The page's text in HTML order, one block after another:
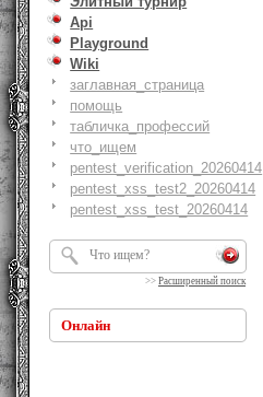
Api
Playground
Wiki
заглавная_страница
помощь
табличка_профессий
что_ищем
pentest_verification_20260414
pentest_xss_test2_20260414
pentest_xss_test_20260414
>> Расширенный поиск
Онлайн